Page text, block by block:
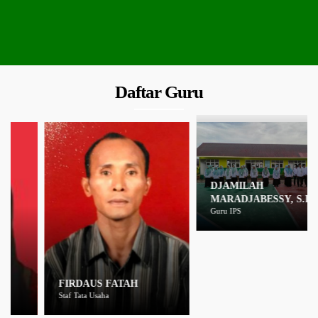
Daftar Guru
FIRDAUS FATAH
Staf Tata Usaha
DJAMILAH
MARADJABESSY, S.Ip